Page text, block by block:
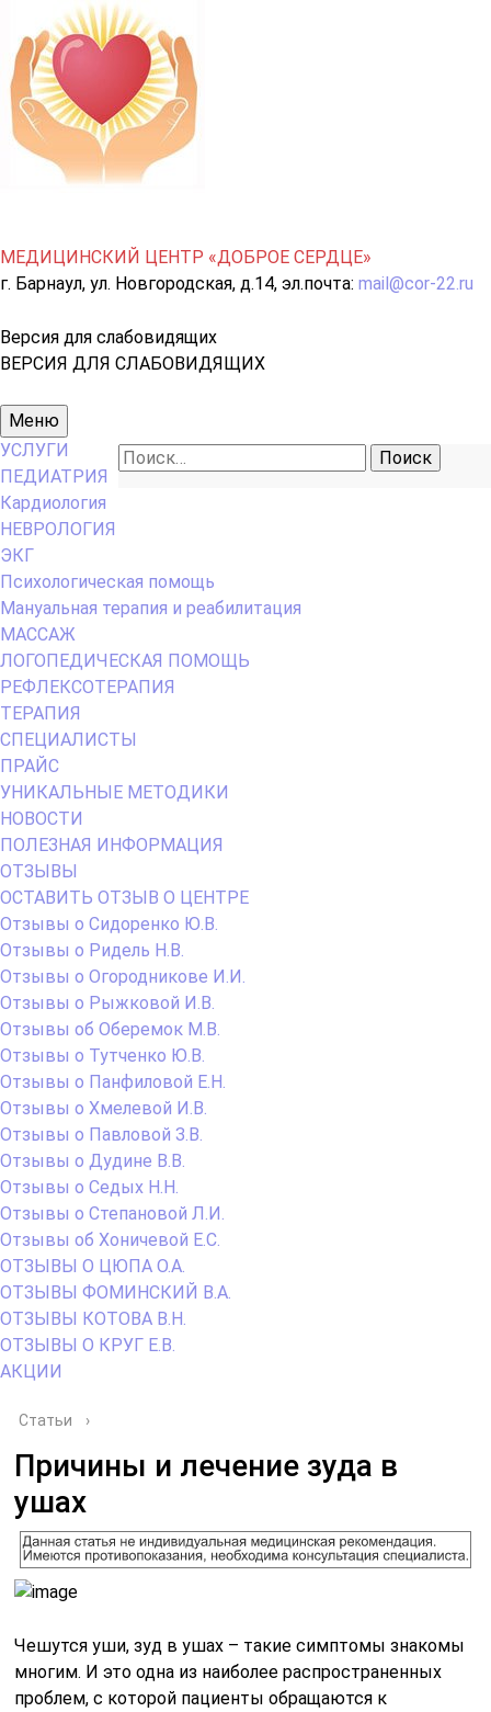
МЕДИЦИНСКИЙ ЦЕНТР «ДОБРОЕ СЕРДЦЕ»
г. Барнаул, ул. Новгородская, д.14, эл.почта: mail@cor-22.ru
Версия для слабовидящих
ВЕРСИЯ ДЛЯ СЛАБОВИДЯЩИХ
Основное
меню
Меню
Найти:
УСЛУГИ
ПЕДИАТРИЯ
Кардиология
НЕВРОЛОГИЯ
ЭКГ
Психологическая помощь
Мануальная терапия и реабилитация
МАССАЖ
ЛОГОПЕДИЧЕСКАЯ ПОМОЩЬ
РЕФЛЕКСОТЕРАПИЯ
ТЕРАПИЯ
СПЕЦИАЛИСТЫ
ПРАЙС
УНИКАЛЬНЫЕ МЕТОДИКИ
НОВОСТИ
ПОЛЕЗНАЯ ИНФОРМАЦИЯ
ОТЗЫВЫ
ОСТАВИТЬ ОТЗЫВ О ЦЕНТРЕ
Отзывы о Сидоренко Ю.В.
Отзывы о Ридель Н.В.
Отзывы о Огородникове И.И.
Отзывы о Рыжковой И.В.
Отзывы об Оберемок М.В.
Отзывы о Тутченко Ю.В.
Отзывы о Панфиловой Е.Н.
Отзывы о Хмелевой И.В.
Отзывы о Павловой З.В.
Отзывы о Дудине В.В.
Отзывы о Седых Н.Н.
Отзывы о Степановой Л.И.
Отзывы об Хоничевой Е.С.
ОТЗЫВЫ О ЦЮПА О.А.
ОТЗЫВЫ ФОМИНСКИЙ В.А.
ОТЗЫВЫ КОТОВА В.Н.
ОТЗЫВЫ О КРУГ Е.В.
АКЦИИ
Статьи ›
Причины и лечение зуда в
ушах
Чешутся уши, зуд в ушах – такие симптомы знакомы
многим. И это одна из наиболее распространенных
проблем, с которой пациенты обращаются к